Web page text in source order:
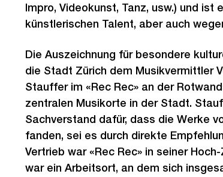
Impro, Videokunst, Tanz, usw.) und
künstlerischen Talent, aber auch
Die Auszeichnung für besondere
die Stadt Zürich dem Musikvermittler
Stauffer im «Rec Rec» an der
zentralen Musikorte in der Stadt.
Sachverstand dafür, dass die Werke
fanden, sei es durch direkte
Vertrieb war «Rec Rec» in seiner
war ein Arbeitsort, an dem sich